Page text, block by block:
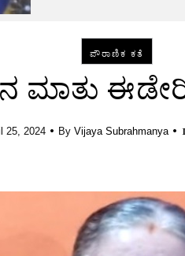
ಪೌರಾಣಿಕ ಕತೆ
ಮಾತು
25, 2024 • By Vijaya Subrahmanya •